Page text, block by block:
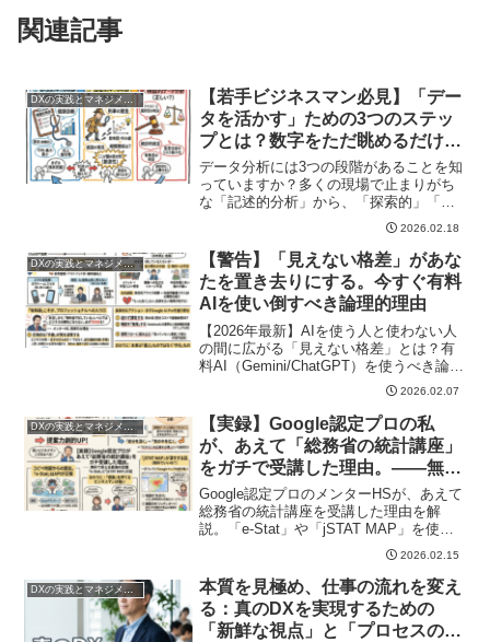
関連記事
DXの実践とマネジメント
【若手ビジネスマン必見】「デー
タを活かす」ための3つのステッ
プとは？数字をただ眺めるだけで
終わらせない方法
データ分析には3つの段階があることを知
っていますか？多くの現場で止まりがち
な「記述的分析」から、「探索的」「検
証的」へとステップアップし、数字から
真の価値を引き出す方法を、若手ビジネ
スマン向けにわかりやすく解説します。
2026.02.18
DXの実践とマネジメント
【警告】「見えない格差」があな
たを置き去りにする。今すぐ有料
AIを使い倒すべき論理的理由
【2026年最新】AIを使う人と使わない人
の間に広がる「見えない格差」とは？有
料AI（Gemini/ChatGPT）を使うべき論理
的理由と、内発的動機づけや睡眠時間確
保につながる活用術をメンターHSが解
説。現状維持は危険です。
2026.02.07
DXの実践とマネジメント
【実録】Google認定プロの私
が、あえて「総務省の統計講座」
をガチで受講した理由。——無料
で使える最強の武器「e-Stat」と
「jSTAT MAP」の話
Google認定プロのメンターHSが、あえて
総務省の統計講座を受講した理由を解
説。「e-Stat」や「jSTAT MAP」を使
い、会社の外のデータを知る重要性と、
APIによる業務効率化について、若手ビジ
ネスマン向けに分かりやすく紹介しま
す。
2026.02.15
DXの実践とマネジメント
本質を見極め、仕事の流れを変え
る：真のDXを実現するための
「新鮮な視点」と「プロセスの見